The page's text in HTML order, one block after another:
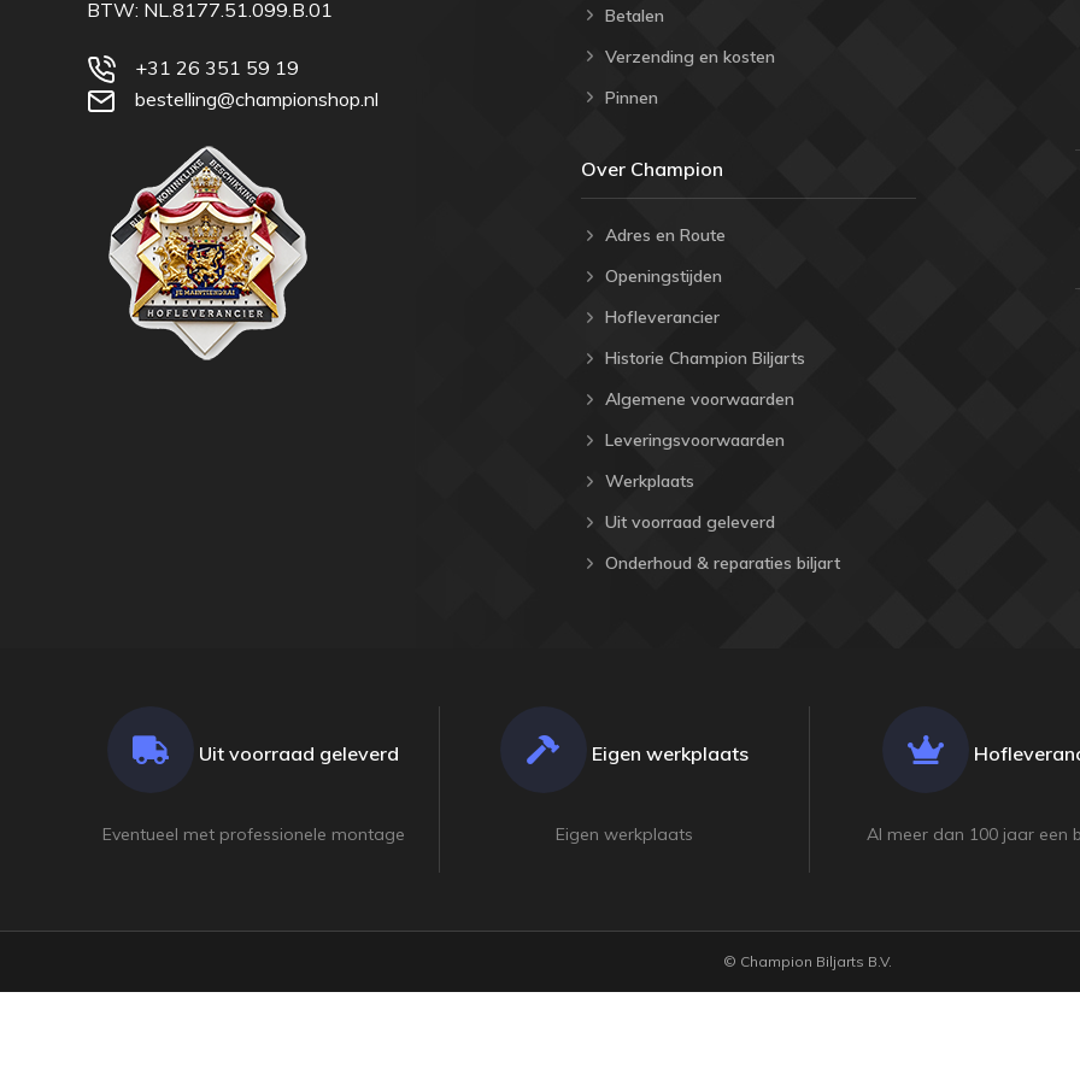
BTW: NL.8177.51.099.B.01
+31 26 351 59 19
bestelling@championshop.nl
Betalen
Verzending en kosten
Pinnen
Over Champion
Adres en Route
Openingstijden
Hofleverancier
Historie Champion Biljarts
Algemene voorwaarden
Leveringsvoorwaarden
Werkplaats
Uit voorraad geleverd
Onderhoud & reparaties biljart
Uit voorraad geleverd
Eventueel met professionele montage
Eigen werkplaats
Eigen werkplaats Al meer dan 100 jaar een
© Champion Biljarts B.V.